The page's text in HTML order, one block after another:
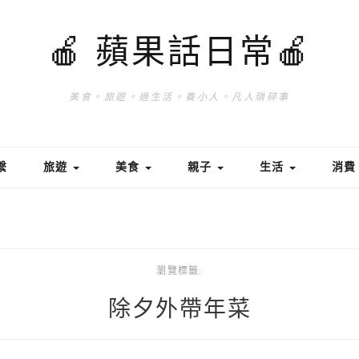
🍎 蘋果話日常🍎
美食。旅遊。過生活。養小人。凡人瑣碎事
旅遊 美食 親子 生活 消費
瀏覽標籤:
除夕外帶年菜